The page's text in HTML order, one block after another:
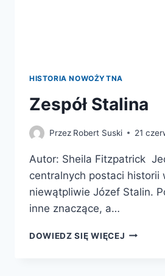
HISTORIA NOWOŻYTNA
Zespół Stalina
Przez Robert Suski 21
Autor: Sheila Fitzpatrick
centralnych postaci historii
niewątpliwie Józef Stalin.
inne znaczące, a…
DOWIEDZ SIĘ WIĘCEJ ZESPÓŁ